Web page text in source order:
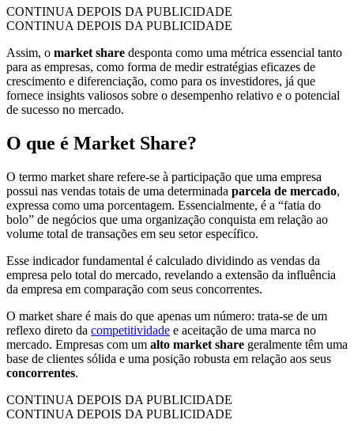
CONTINUA DEPOIS DA PUBLICIDADE
CONTINUA DEPOIS DA PUBLICIDADE
Assim, o market share desponta como uma métrica essencial tanto
para as empresas, como forma de medir estratégias eficazes de
crescimento e diferenciação, como para os investidores, já que
fornece insights valiosos sobre o desempenho relativo e o potencial
de sucesso no mercado.
O que é Market Share?
O termo market share refere-se à participação que uma empresa
possui nas vendas totais de uma determinada parcela de mercado,
expressa como uma porcentagem. Essencialmente, é a “fatia do
bolo” de negócios que uma organização conquista em relação ao
volume total de transações em seu setor específico.
Esse indicador fundamental é calculado dividindo as vendas da
empresa pelo total do mercado, revelando a extensão da influência
da empresa em comparação com seus concorrentes.
O market share é mais do que apenas um número: trata-se de um
reflexo direto da competitividade e aceitação de uma marca no
mercado. Empresas com um alto market share geralmente têm uma
base de clientes sólida e uma posição robusta em relação aos seus
concorrentes.
CONTINUA DEPOIS DA PUBLICIDADE
CONTINUA DEPOIS DA PUBLICIDADE